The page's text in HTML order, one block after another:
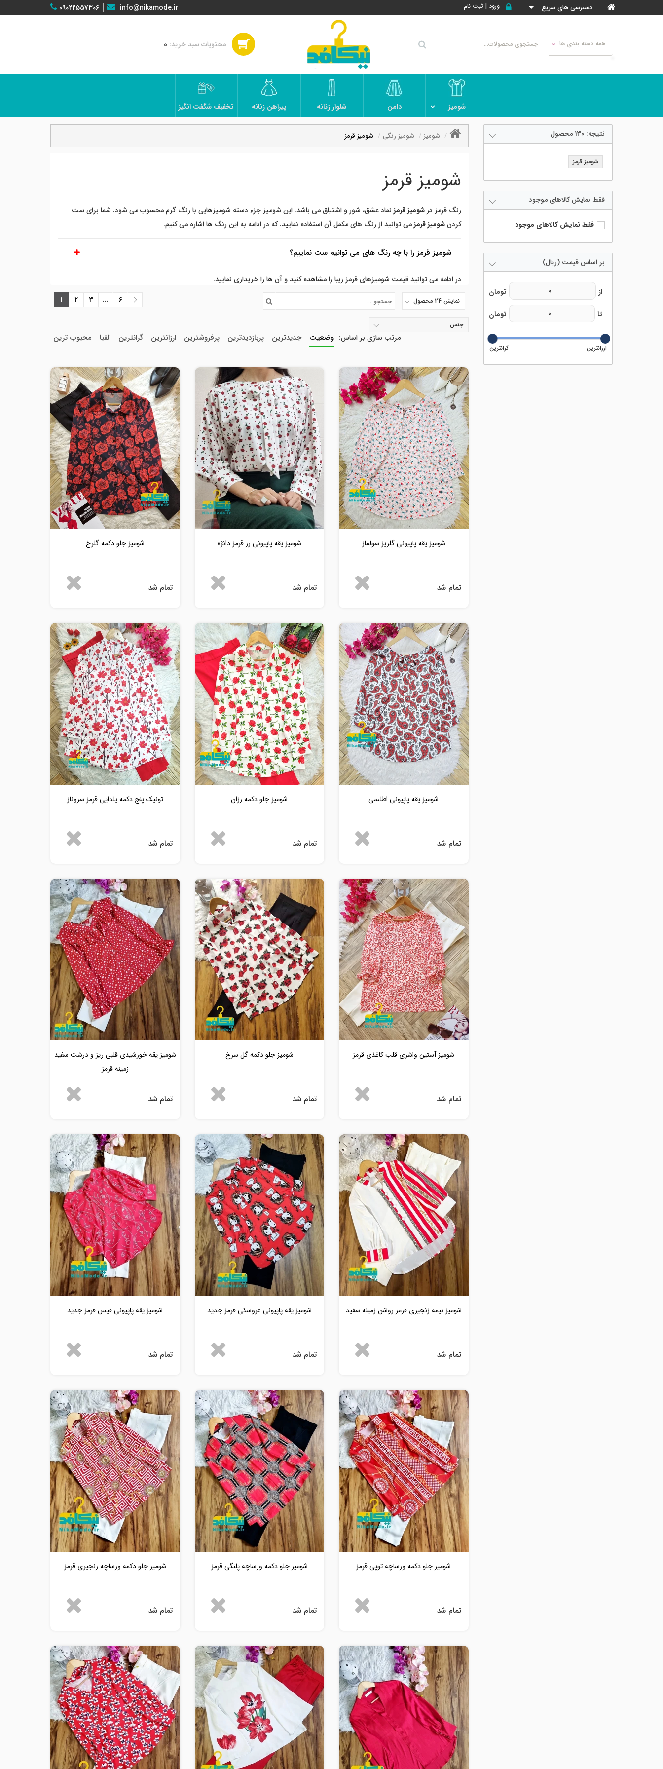
دسترسی های سریع ورود | ثبت نام 09022557306 info@nikamode.ir
همه دسته بندی ها 0
شومیز دامن شلوار زنانه پیراهن زنانه تخفیف شگفت انگیز
شومیز شومیز رنگی شومیز قرمز
شومیز قرمز
رنگ قرمز درشومیز قرمز نماد عشق، شور و اشتیاق می باشد. این شومیز جزء دسته شومیزهایی با رنگ گرم محسوب می شود. شما برای ست
کردنشومیز قرمزمی توانید از رنگ های مکمل آن استفاده نمایید. که در ادامه به این رنگ ها اشاره می کنیم.
شومیز قرمز را با چه رنگ های می توانیم ست نماییم؟
در ادامه می توانید قیمت شومیزهای قرمز زیبا را مشاهده کنید و آن ها را خریداری نمایید.
نمایش 24 محصول 1 2 3 ... 6
جنس
وضعیت جدیدترین پربازدیدترین پرفروشترین ارزانترین گرانترین الفبا محبوب ترین
شومیز یقه پاپیونی گلریز سولماز
تمام شد
شومیز یقه پاپیونی رز قرمز دانژه
تمام شد
شومیز جلو دکمه گلرخ
تمام شد
شومیز یقه پاپیونی اطلسی
تمام شد
شومیز جلو دکمه رزان
تمام شد
تونیک پنج دکمه یلدایی قرمز سروناز
تمام شد
شومیز آستین واشری قلب کاغذی قرمز
تمام شد
شومیز جلو دکمه گل سرخ
تمام شد
شومیز یقه خورشیدی قلبی ریز و درشت سفید
زمینه قرمز
تمام شد
شومیز نیمه زنجیری قرمز روشن زمینه سفید
تمام شد
شومیز یقه پاپیونی عروسکی قرمز جدید
تمام شد
شومیز یقه پاپیونی فیس قرمز جدید
تمام شد
شومیز جلو دکمه ورساچه توپی قرمز
تمام شد
شومیز جلو دکمه ورساچه پلنگی قرمز
تمام شد
شومیز جلو دکمه ورساچه زنجیری قرمز
تمام شد
نتیجه: 130 محصول
شومیز قرمز
فقط نمایش کالاهای موجود
فقط نمایش کالاهای موجود
بر اساس قیمت (ریال)